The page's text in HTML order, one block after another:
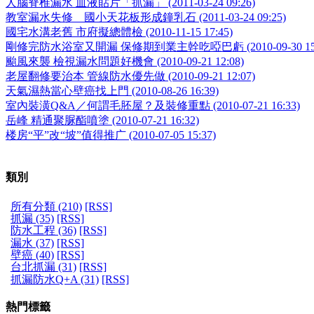
教室漏水失修 國小天花板形成鐘乳石 (2011-03-24 09:25)
國宅水溝老舊 市府擬總體檢 (2010-11-15 17:45)
剛修完防水浴室又開漏 保修期到業主幹吃啞巴虧 (2010-09-30
颱風來襲 檢視漏水問題好機會 (2010-09-21 12:08)
老屋翻修要治本 管線防水優先做 (2010-09-21 12:07)
天氣濕熱當心壁癌找上門 (2010-08-26 16:39)
室內裝潢Q&A／何謂毛胚屋？及裝修重點 (2010-07-21 16:33)
岳峰 精通聚脲酯噴塗 (2010-07-21 16:32)
楼房“平”改“坡”值得推广 (2010-07-05 15:37)
類別
所有分類 (210) [RSS]
抓漏 (35) [RSS]
防水工程 (36) [RSS]
漏水 (37) [RSS]
壁癌 (40) [RSS]
台北抓漏 (31) [RSS]
抓漏防水Q+A (31) [RSS]
熱門標籤